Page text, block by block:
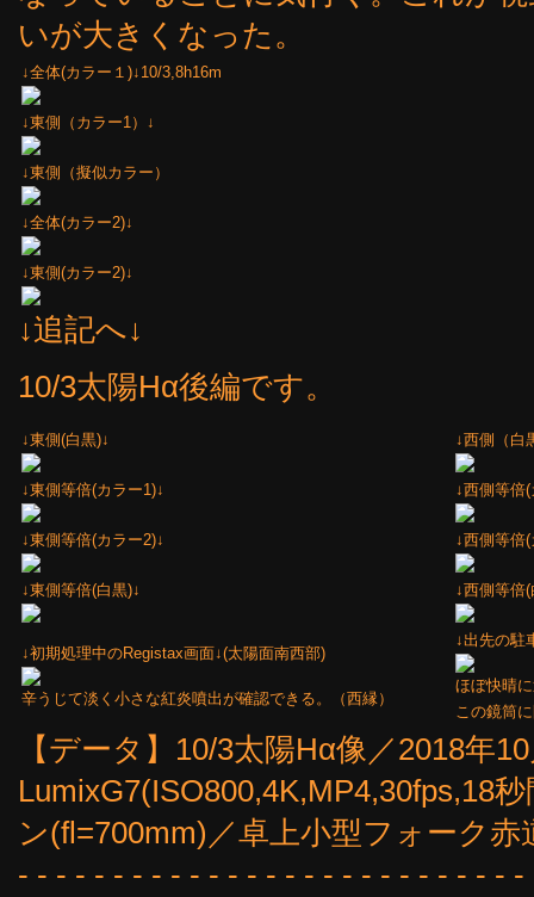
いが大きくなった。
↓全体(カラー１)↓10/3,8h16m
↓東側（カラー1）↓
↓東側（擬似カラー）
↓全体(カラー2)↓
↓東側(カラー2)↓
↓追記へ↓
10/3太陽Hα後編です。
↓東側(白黒)↓ ↓西側（白
↓東側等倍(カラー1)↓ ↓西側等倍
↓東側等倍(カラー2)↓ ↓西側等倍
↓東側等倍(白黒)↓ ↓西側等倍
↓初期処理中のRegistax画面↓(太陽面南西部)
辛うじて淡く小さな紅炎噴出が確認できる。（西縁）
↓出先の駐
ほぼ快晴
この鏡筒
【データ】10/3太陽Hα像／2018年
LumixG7(ISO800,4K,MP4,30fps,18
ン(fl=700mm)／卓上小型フォーク赤
- - - - - - - - - - - - - - - - - - - - - - - - - -